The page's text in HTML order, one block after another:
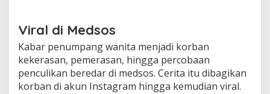
Viral di Medsos
Kabar penumpang wanita menjadi korban
kekerasan, pemerasan, hingga percobaan
penculikan beredar di medsos. Cerita itu dibagikan
korban di akun Instagram hingga kemudian viral.